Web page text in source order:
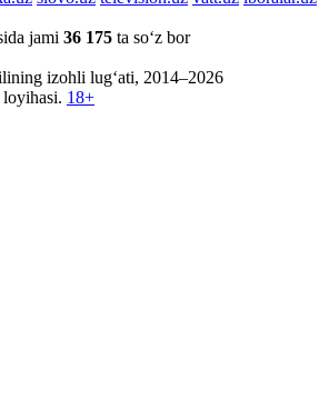
jami 36 175 ta so‘z bor
izohli lug‘ati, 2014–2026
loyihasi. 18+